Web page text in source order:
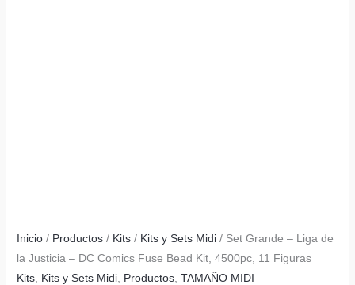
Inicio / Productos / Kits / Kits y Sets Midi / Set Grande – Liga de
la Justicia – DC Comics Fuse Bead Kit, 4500pc, 11 Figuras
Kits
Kits y Sets Midi Productos ,TAMAÑO MIDI